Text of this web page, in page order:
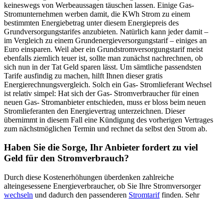
keineswegs von Werbeaussagen täuschen lassen. Einige Gas-
Stromunternehmen werben damit, die KWh Strom zu einem
bestimmten Energiebetrag unter diesem Energiepreis des
Grundversorgungstarifes anzubieten. Natürlich kann jeder damit –
im Vergleich zu einem Grundenergieversorgungstarif – einiges an
Euro einsparen. Weil aber ein Grundstromversorgungstarif meist
ebenfalls ziemlich teuer ist, sollte man zunächst nachrechnen, ob
sich nun in der Tat Geld sparen lässt. Um sämtliche passendsten
Tarife ausfindig zu machen, hilft Ihnen dieser gratis
Energierechnungsvergleich. Solch ein Gas- Stromlieferant Wechsel
ist relativ simpel: Hat sich der Gas- Stromverbraucher für einen
neuen Gas- Stromanbieter entschieden, muss er bloss beim neuen
Stromlieferanten den Energievertrag unterzeichnen. Dieser
übernimmt in diesem Fall eine Kündigung des vorherigen Vertrages
zum nächstmöglichen Termin und rechnet da selbst den Strom ab.
Haben Sie die Sorge, Ihr Anbieter fordert zu viel
Geld für den Stromverbrauch?
Durch diese Kostenerhöhungen überdenken zahlreiche
alteingesessene Energieverbraucher, ob Sie Ihre Stromversorger
wechseln und dadurch den passenderen Stromtariffinden. Sehr